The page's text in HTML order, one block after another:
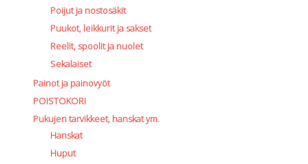
Poijut ja nostosäkit
Puukot, leikkurit ja sakset
Reelit, spoolit ja nuolet
Sekalaiset
Painot ja painovyöt
POISTOKORI
Pukujen tarvikkeet, hanskat ym.
Hanskat
Huput